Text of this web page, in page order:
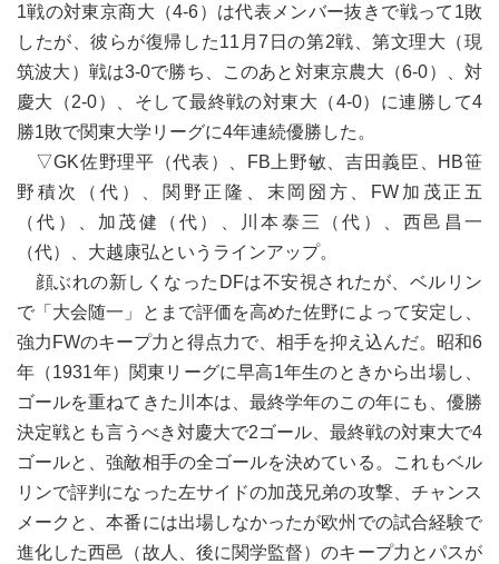
1戦の対東京商大（4-6）は代表メンバー抜きで戦って1敗
したが、彼らが復帰した11月7日の第2戦、第文理大（現
筑波大）戦は3-0で勝ち、このあと対東京農大（6-0）、対
慶大（2-0）、そして最終戦の対東大（4-0）に連勝して4
勝1敗で関東大学リーグに4年連続優勝した。
▽GK佐野理平（代表）、FB上野敏、吉田義臣、HB笹
野積次（代）、関野正隆、末岡圀方、FW加茂正五
（代）、加茂健（代）、川本泰三（代）、西邑昌一
（代）、大越康弘というラインアップ。
顔ぶれの新しくなったDFは不安視されたが、ベルリン
で「大会随一」とまで評価を高めた佐野によって安定し、
強力FWのキープ力と得点力で、相手を抑え込んだ。昭和6
年（1931年）関東リーグに早高1年生のときから出場し、
ゴールを重ねてきた川本は、最終学年のこの年にも、優勝
決定戦とも言うべき対慶大で2ゴール、最終戦の対東大で4
ゴールと、強敵相手の全ゴールを決めている。これもベル
リンで評判になった左サイドの加茂兄弟の攻撃、チャンス
メークと、本番には出場しなかったが欧州での試合経験で
進化した西邑（故人、後に関学監督）のキープ力とパスが